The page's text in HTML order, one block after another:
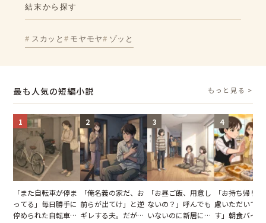
結末から探す
スカッと モヤモヤ ゾッと
最も人気の短編小説 もっと見る >
1
「また自転車が停ま
ってる」毎日勝手に
停められた自転車。
2
「俺名義の家だ、お
前らが出てけ」と逆
ギレする夫。だが、
3
「お昼ご飯、用意し
ないの？」呼んでも
いないのに新居にあ
4
「お持ち帰り
慮いただいて
す」朝食バイ